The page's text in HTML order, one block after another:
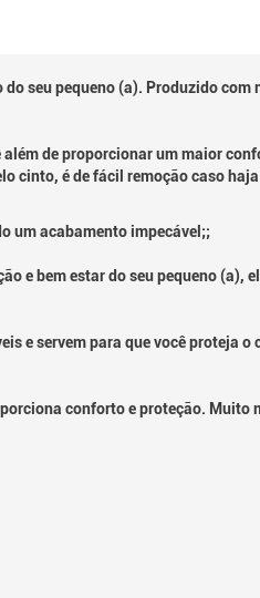
seu pequeno (a). Produzido
de proporcionar um maior
cinto, é de fácil remoção caso
um acabamento impecável;;
e bem estar do seu pequeno (a),
e servem para que você proteja o
conforto e proteção. Muito